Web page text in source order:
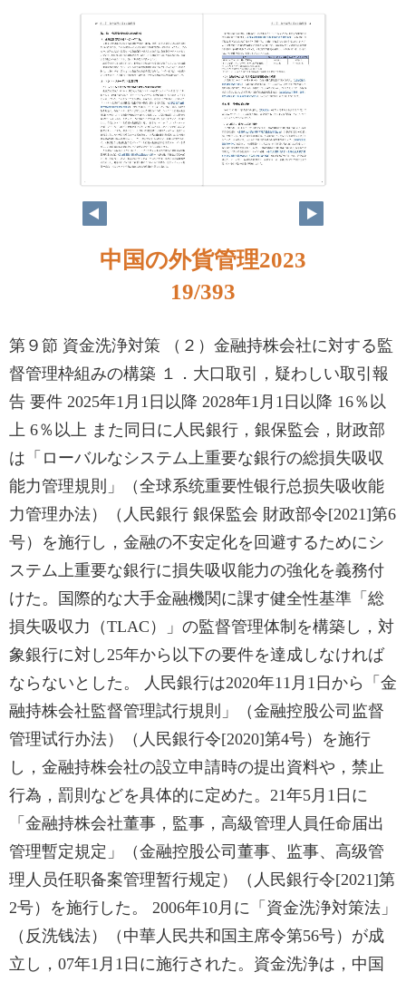
18 19
中国の外貨管理2023
19/393
第９節 資金洗浄対策 （２）金融持株会社に対する監
督管理枠組みの構築 １．大口取引，疑わしい取引報
告 要件 2025年1月1日以降 2028年1月1日以降 16％以
上 6％以上 また同日に人民銀行，銀保監会，財政部
は「ローバルなシステム上重要な銀行の総損失吸収
能力管理規則」（全球系统重要性银行总损失吸收能
力管理办法）（人民銀行 銀保監会 財政部令[2021]第6
号）を施行し，金融の不安定化を回避するためにシ
ステム上重要な銀行に損失吸収能力の強化を義務付
けた。国際的な大手金融機関に課す健全性基準「総
損失吸収力（TLAC）」の監督管理体制を構築し，対
象銀行に対し25年から以下の要件を達成しなければ
ならないとした。 人民銀行は2020年11月1日から「金
融持株会社監督管理試行規則」（金融控股公司监督
管理试行办法）（人民銀行令[2020]第4号）を施行
し，金融持株会社の設立申請時の提出資料や，禁止
行為，罰則などを具体的に定めた。21年5月1日に
「金融持株会社董事，監事，高級管理人員任命届出
管理暫定規定」（金融控股公司董事、监事、高级管
理人员任职备案管理暂行规定）（人民銀行令[2021]第
2号）を施行した。 2006年10月に「資金洗浄対策法」
（反洗钱法）（中華人民共和国主席令第56号）が成
立し，07年1月1日に施行された。資金洗浄は，中国